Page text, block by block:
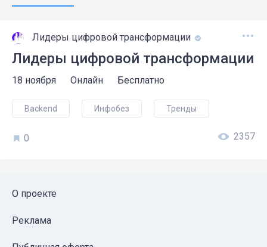
Лидеры цифровой трансформации
Лидеры цифровой трансформации
18 ноября Онлайн Бесплатно
Backend Инфобез Тренды
0 2357
О проекте
Реклама